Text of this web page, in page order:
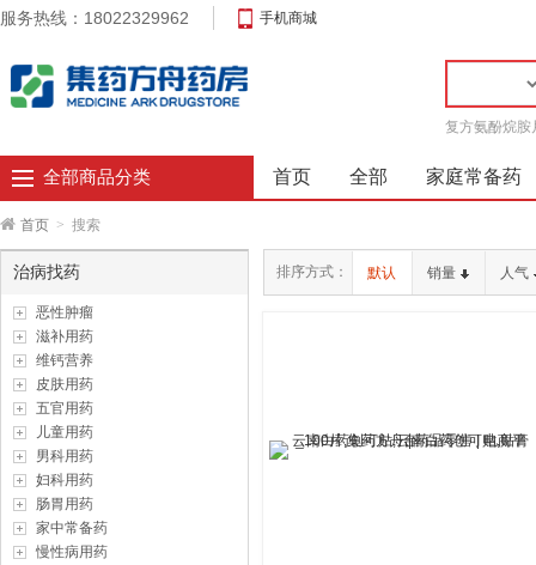
服务热线：18022329962 手机商城
复方氨酚烷胺
全部商品分类 首页 全部 家庭常备药
首页 > 搜索
治病找药
恶性肿瘤
滋补用药
维钙营养
皮肤用药
五官用药
儿童用药
男科用药
妇科用药
肠胃用药
家中常备药
慢性病用药
排序方式： 默认 销量 人气